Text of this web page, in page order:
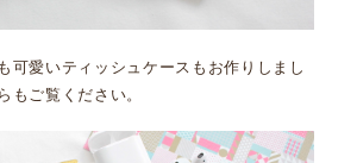
可愛いティッシュケースもお作りしまし
もご覧ください。